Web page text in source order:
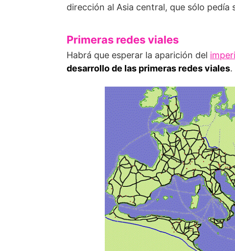
dirección al Asia central, que sólo pedía
Primeras redes viales
Habrá que esperar la aparición del
desarrollo de las primeras redes viales.